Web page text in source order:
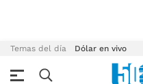
Temas del día Dólar en vivo